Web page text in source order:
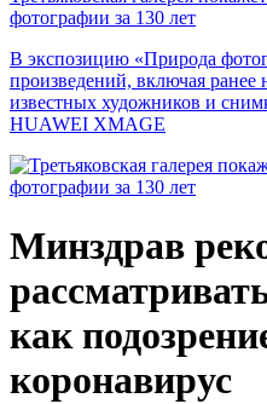
фотографии за 130 лет
В экспозицию «Природа
произведений, включая ранее
известных художников и
HUAWEI XMAGE
Минздрав
как
коронавирус